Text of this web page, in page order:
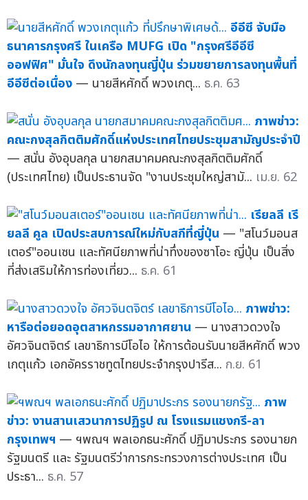
อีอีซี จับมือ
ธนาคารกรุงศรี ในเครือ MUFG เปิด "กรุงศรีอีอีซี
ออฟฟิศ" มั่นใจ ดึงนักลงทุนญี่ปุ่น ร่วมขยายการลงทุนพื้นที่
อีอีซีต่อเนื่อง — นายสีหศักดิ์ พวงเกตุ... ธ.ค. 63
ภาพข่าว:
คณะกงสุลกิตติมศักดิ์แห่งประเทศไทยประชุมสามัญประจำปี
— สนั่น อังอุบลกุล นายกสมาคมคณะกงสุลกิตติมศักดิ์
(ประเทศไทย) เป็นประธานจัด "งานประชุมใหญ่สามั... เม.ย. 62
เรียลลี เรี
ยลลี คูล เปิดประสบการณ์ใหม่กับสกีที่ญี่ปุ่น — "สโนว์มอนส
เตอร์"ออนเซน และทัศนียภาพที่น่าทึ่งของซาโอะ ญี่ปุ่น เป็นสิ่ง
ที่ส่งเสริมให้การท่องเที่ยว... ธ.ค. 61
ภาพข่าว:
หารือต่อยอดอุตสาหกรรมอากาศยาน — นางสาวดวงใจ
อัศวจินตจิตร์ เลขาธิการบีโอไอ ให้การต้อนรับนายสีหศักดิ์ พวง
เกตุแก้ว เอกอัครราชทูตไทยประจำกรุงปารีส... ก.ย. 61
ภาพ
ข่าว: งานสานเสวนาการปฏิรูป ณ โรงแรมแชงกรี-ลา
กรุงเทพฯ — ฯพณฯ พลเอกธนะศักดิ์ ปฏิมาประกร รองนายก
รัฐมนตรี และ รัฐมนตรีว่าการกระทรวงการต่างประเทศ เป็น
ประธา... ธ.ค. 57